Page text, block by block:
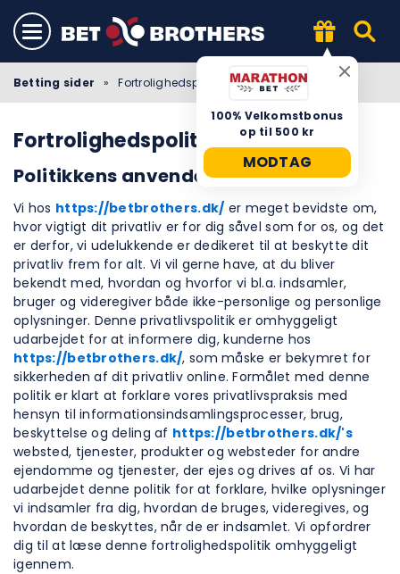
100% Velkomstbonus
op til 500 kr
MODTAG
Betting sider » Fortrolighedspolitik
Fortrolighedspolitik
Politikkens anvendelsesområde
Vi hos https://betbrothers.dk/ er meget bevidste om,
hvor vigtigt dit privatliv er for dig såvel som for os, og det
er derfor, vi udelukkende er dedikeret til at beskytte dit
privatliv frem for alt. Vi vil gerne have, at du bliver
bekendt med, hvordan og hvorfor vi bl.a. indsamler,
bruger og videregiver både ikke-personlige og personlige
oplysninger. Denne privatlivspolitik er omhyggeligt
udarbejdet for at informere dig, kunderne hos
https://betbrothers.dk/, som måske er bekymret for
sikkerheden af dit privatliv online. Formålet med denne
politik er klart at forklare vores privatlivspraksis med
hensyn til informationsindsamlingsprocesser, brug,
beskyttelse og deling af https://betbrothers.dk/'s
websted, tjenester, produkter og websteder for andre
ejendomme og tjenester, der ejes og drives af os. Vi har
udarbejdet denne politik for at forklare, hvilke oplysninger
vi indsamler fra dig, hvordan de bruges, videregives, og
hvordan de beskyttes, når de er indsamlet. Vi opfordrer
dig til at læse denne fortrolighedspolitik omhyggeligt
igennem.